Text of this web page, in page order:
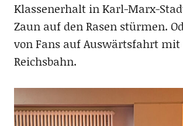
Klassenerhalt in Karl-Marx-
Zaun auf den Rasen stürmen.
von Fans auf Auswärtsfahrt mit
Reichsbahn.